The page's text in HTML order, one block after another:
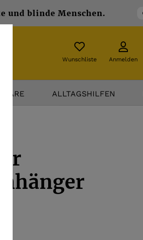
und blinde Menschen.
Wunschliste Anmelden
ALLTAGSHILFEN